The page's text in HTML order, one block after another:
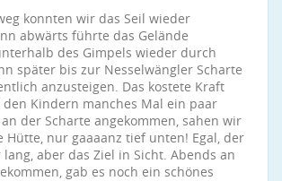
konnten wir das Seil wieder
abwärts führte das Gelände
des Gimpels wieder durch
später bis zur Nesselwängler Scharte
anzusteigen. Das kostete Kraft
Kindern manches Mal ein paar
der Scharte angekommen, sahen wir
Hütte, nur gaaaanz tief unten! Egal, der
lang, aber das Ziel in Sicht. Abends an
gab es noch ein schönes